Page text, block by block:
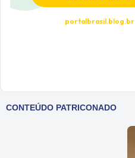
portalbrasil.blog.br